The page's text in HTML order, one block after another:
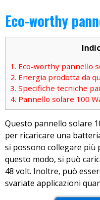
Eco-worthy
1. Eco-worthy pannello
2. Energia prodotta da
3. Specifiche tecniche
4. Pannello solare 100
Questo pannello solare
per ricaricare una
si possono collegare più
questo modo, si può
48 volt. Inoltre, può
svariate applicazioni